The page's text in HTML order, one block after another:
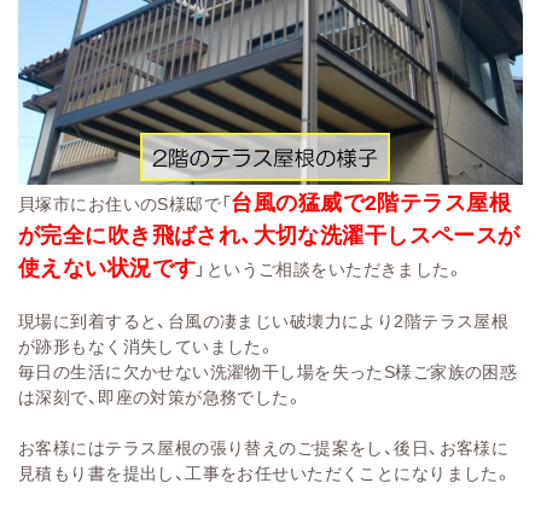
貝塚市にお住いのS様邸で「台風の猛威で2階テラス屋根
が完全に吹き飛ばされ、大切な洗濯干しスペースが
使えない状況です」というご相談をいただきました。
現場に到着すると、台風の凄まじい破壊力により2階テラス屋根
が跡形もなく消失していました。
毎日の生活に欠かせない洗濯物干し場を失ったS様ご家族の困惑
は深刻で、即座の対策が急務でした。
お客様にはテラス屋根の張り替えのご提案をし、後日、お客様に
見積もり書を提出し、工事をお任せいただくことになりました。